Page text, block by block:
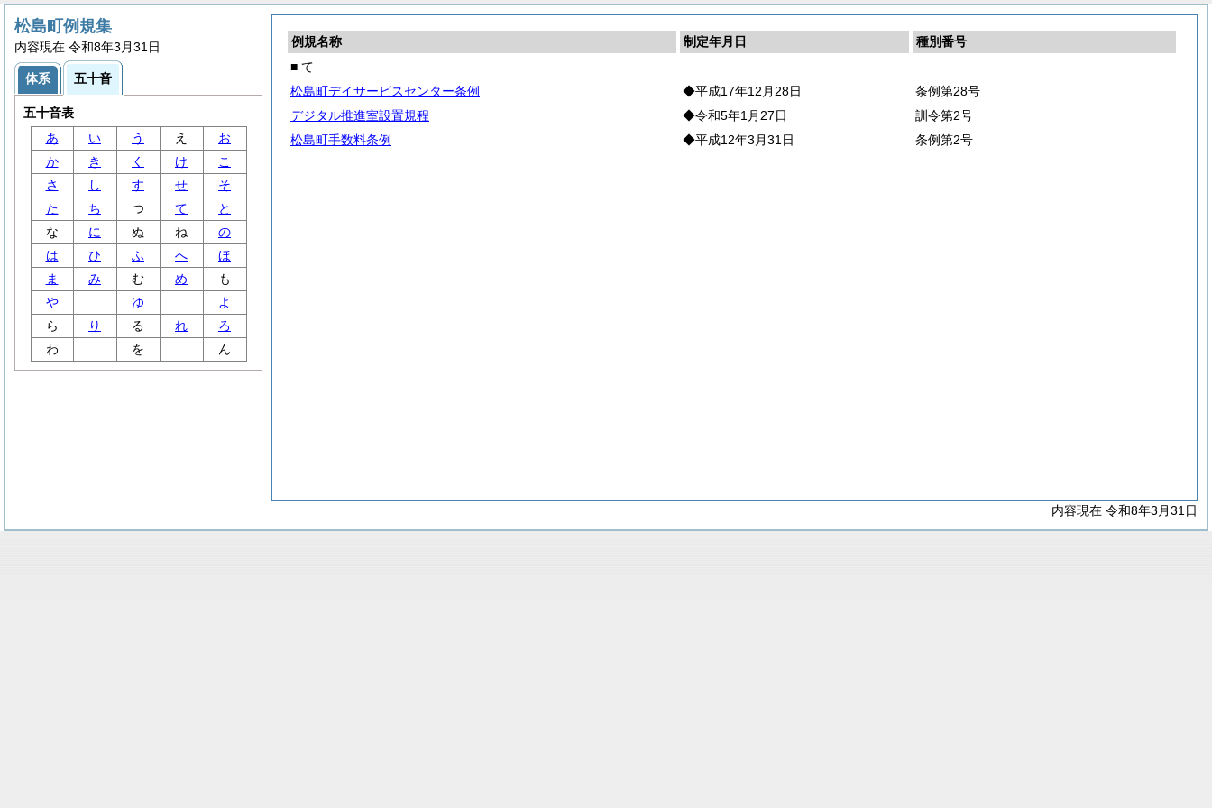
例規名称 制定年月日
種別番号
■ て
松島町デイサービスセンター条例
◆平成17年12月28日
条例第28号
デジタル推進室設置規程
◆令和5年1月27日
訓令第2号
松島町手数料条例
◆平成12年3月31日 条例第2号
内容現在 令和8年3月31日
松島町例規集
内容現在 令和8年3月31日
体系 五十音
五十音表
あ
い う え
お
か
き く け
こ
さ
し す せ
そ
た
ち つ て
と
な
に ぬ ね
の
は
ひ ふ へ
ほ
ま
み む め
も
や
ゆ
よ
ら
り る れ
ろ
わ
を ん